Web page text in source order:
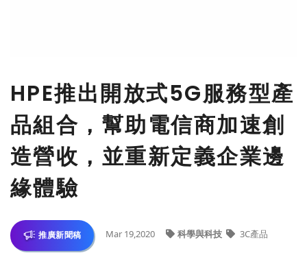
HPE推出開放式5G服務型產
品組合，幫助電信商加速創
造營收，並重新定義企業邊
緣體驗
推廣新聞稿 Mar 19,2020 科學與科技 3C產品